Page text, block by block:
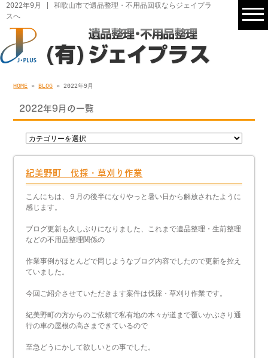
2022年9月 | 和歌山市で遺品整理・不用品回収ならジェイプラ
スへ
HOME »BLOG » 2022年9月
2022年9月の一覧
紀美野町 伐採・草刈り作業
こんにちは、９月の後半になりやっと暑い日から解放されたように
感じます。
ブログ更新も久しぶりになりました、これまで遺品整理・生前整理
などの不用品整理関係の
作業事例がほとんどで同じようなブログ内容でしたので更新を控え
ていました。
今回ご紹介させていただきます案件は伐採・草刈り作業です。
紀美野町の方からのご依頼で私有地の木々が道まで覆いかぶさり通
行の車の屋根の高さまできているので
至急どうにかして欲しいとの事でした。